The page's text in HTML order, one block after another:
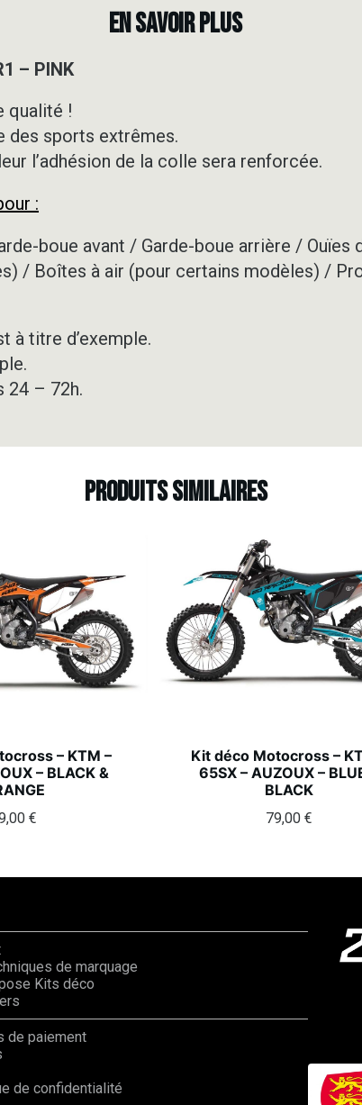
-
EN SAVOIR PLUS
– PINK
qualité !
des sports extrêmes.
l’adhésion de la colle sera renforcée.
:
boue avant / Garde-boue arrière / Ouïes
/ Boîtes à air (pour certains modèles) /
à titre d’exemple.
24 – 72h.
Produits similaires
– KTM –
– BLACK &
€
Kit déco Motocross –
65SX – AUZOUX –
BLACK
79,00€
de marquage
Kits déco
de paiement
de confidentialité